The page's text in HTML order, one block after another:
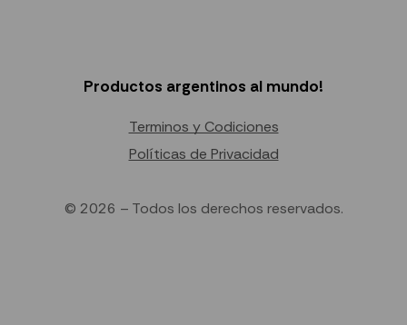
Productos argentinos al mundo!
Terminos y Codiciones
Políticas de Privacidad
© 2026 – Todos los derechos reservados.